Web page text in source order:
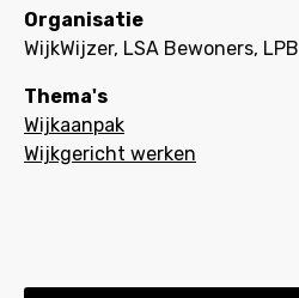
Organisatie
WijkWijzer, LSA Bewoners, LPB
Thema's
Wijkaanpak
Wijkgericht werken